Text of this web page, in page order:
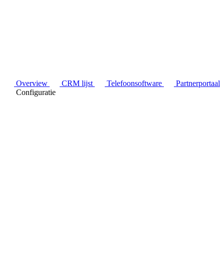
Overview CRM lijst Telefoonsoftware
Partnerportaal
Configuratie